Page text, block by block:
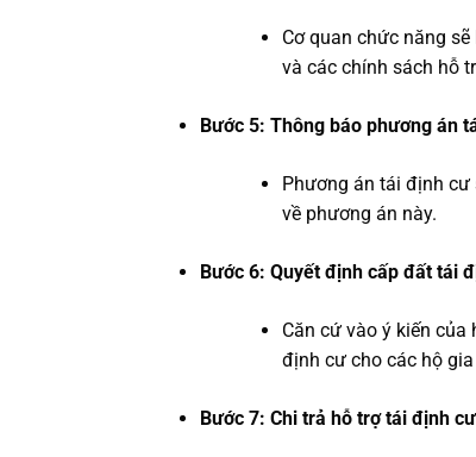
Cơ quan chức năng
và các chính sách hỗ
Bước 5: Thông báo phương án
Phương án tái định cư
về phương án này.
Bước 6: Quyết định cấp đất tái
Căn cứ vào ý kiến
định cư cho các hộ
Bước 7: Chi trả hỗ trợ tái định cư